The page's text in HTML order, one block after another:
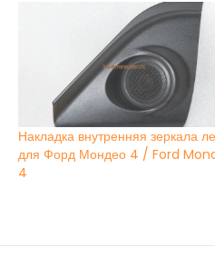
Накладка внутренняя зеркала
для Форд Мондео 4 / Ford
4